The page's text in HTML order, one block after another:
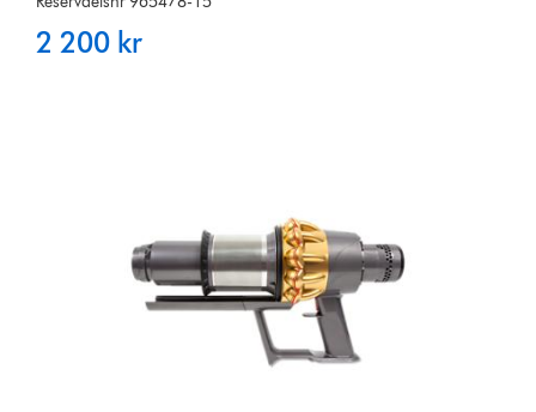
2 200 kr